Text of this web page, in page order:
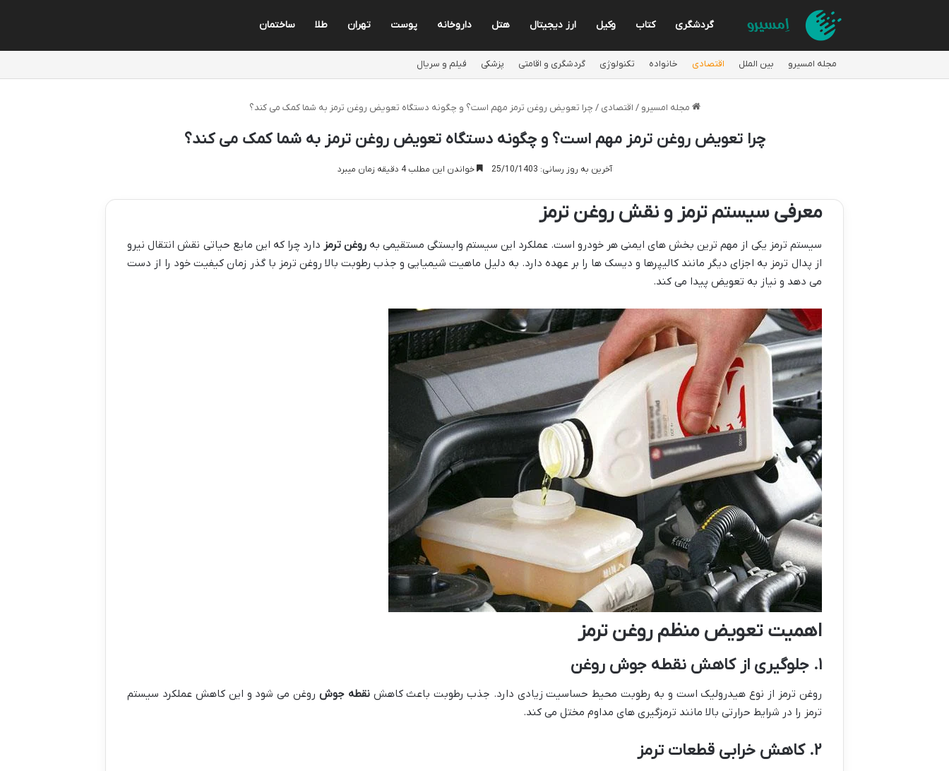
گردشگری کتاب وکیل ارز دیجیتال هتل داروخانه پوست تهران طلا ساختمان
مجله امسیرو بین الملل اقتصادی خانواده تکنولوژی گردشگری و اقامتی پزشکی فیلم و سریال
مجله امسیرو / اقتصادی / چرا تعویض روغن ترمز مهم است؟ و چگونه دستگاه تعویض روغن ترمز به شما کمک می کند؟
چرا تعویض روغن ترمز مهم است؟ و چگونه دستگاه تعویض روغن ترمز به شما کمک می کند؟
آخرین به روز رسانی: 25/10/1403 خواندن این مطلب 4 دقیقه زمان میبرد
معرفی سیستم ترمز و نقش روغن ترمز
سیستم ترمز یکی از مهم ترین بخش های ایمنی هر خودرو است. عملکرد این سیستم وابستگی مستقیمی بهروغن ترمز دارد چرا که این مایع حیاتی نقش انتقال نیرو
از پدال ترمز به اجزای دیگر مانند کالیپرها و دیسک ها را بر عهده دارد. به دلیل ماهیت شیمیایی و جذب رطوبت بالا روغن ترمز با گذر زمان کیفیت خود را از دست
می دهد و نیاز به تعویض پیدا می کند.
اهمیت تعویض منظم روغن ترمز
۱. جلوگیری از کاهش نقطه جوش روغن
روغن ترمز از نوع هیدرولیک است و به رطوبت محیط حساسیت زیادی دارد. جذب رطوبت باعث کاهشنقطه جوش روغن می شود و این کاهش عملکرد سیستم
ترمز را در شرایط حرارتی بالا مانند ترمزگیری های مداوم مختل می کند.
۲. کاهش خرابی قطعات ترمز